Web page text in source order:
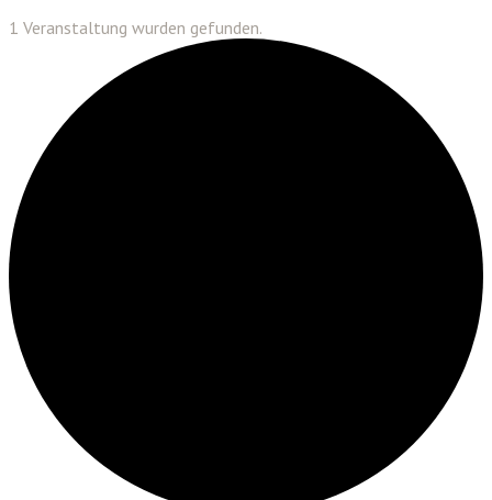
1 Veranstaltung wurden gefunden.